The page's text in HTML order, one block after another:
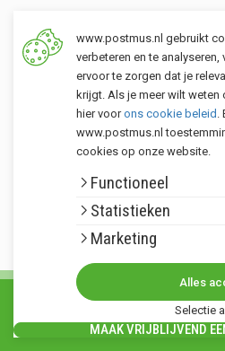
Klantenservice
Postmus merken
Opslag Valkenburg (ZH)
Torenvlietslaan 3
Vandaag open tot 17:00 uur
Route|Openingstijden |071 401
MAAK VRIJBLIJVEND
© Copyright 2026. Alle rechten
Algemene voorwaarden•
www.postmus.nl gebruikt
verbeteren en te
ervoor te zorgen dat je
krijgt. Als je meer wilt
hier voorons cookie beleid .
www.postmus.nl
cookies op onze website.
Functioneel
Statistieken
Marketing
Selectie
Alles